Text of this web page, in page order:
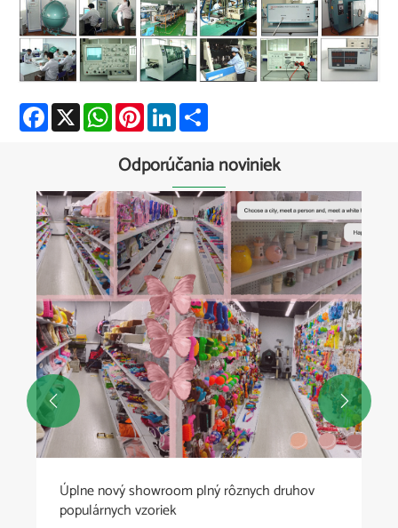
Facebook
X WhatsAppPinterestLinkedIn
Odporúčania noviniek
Úplne nový showroom plný rôznych druhov
populárnych vzoriek
 